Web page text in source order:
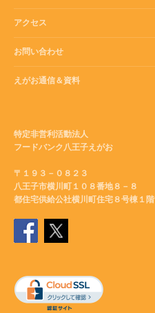
アクセス
お問い合わせ
えがお通信＆資料
特定非営利活動法人
フードバンク八王子えがお
〒１９３－０８２３
八王子市横川町１０８番地８－８
都住宅供給公社横川町住宅８号棟１階